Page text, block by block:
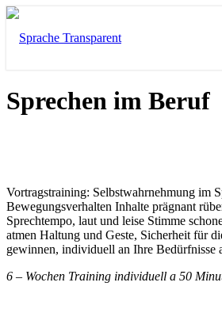
Sprechen im Beruf
Vortragstraining: Selbstwahrnehmung im
Bewegungsverhalten Inhalte prägnant
Sprechtempo, laut und leise Stimme
atmen Haltung und Geste, Sicherheit für
gewinnen, individuell an Ihre Bedürfnisse
6 – Wochen Training individuell a 50